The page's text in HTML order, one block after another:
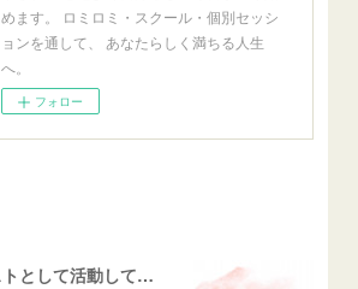
めます。 ロミロミ・スクール・個別セッシ
ョンを通して、 あなたらしく満ちる人生
へ。
フォロー
ロミロミセラピストとして活動して幸せを感じること